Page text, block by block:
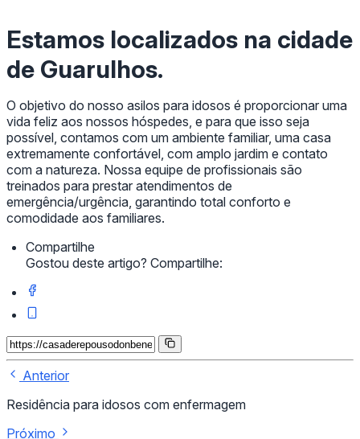
Estamos localizados na cidade
de Guarulhos.
O objetivo do nosso asilos para idosos é proporcionar uma
vida feliz aos nossos hóspedes, e para que isso seja
possível, contamos com um ambiente familiar, uma casa
extremamente confortável, com amplo jardim e contato
com a natureza. Nossa equipe de profissionais são
treinados para prestar atendimentos de
emergência/urgência, garantindo total conforto e
comodidade aos familiares.
Compartilhe
Gostou deste artigo? Compartilhe:
Anterior
Residência para idosos com enfermagem
Próximo